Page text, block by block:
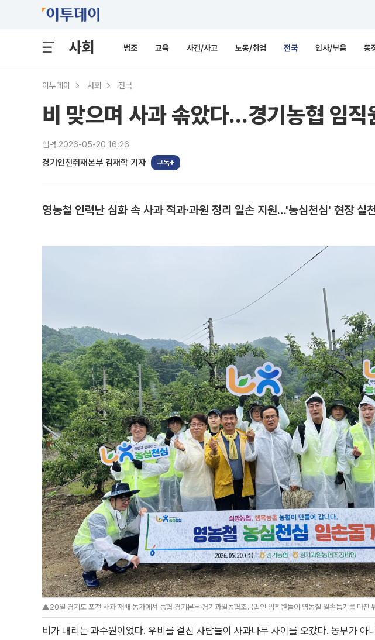
사회 법조 교육 사건/사고 노동/취업 전국 인사/부음 동
이투데이 사회 전국
비 맞으며 사과 솎았다…경기농협 임
입력 2026-05-20 16:26
경기인천취재본부 김재학 기자 구독
영농철 인력난 심화 속 사과 적과·과원 정리 일손 지원…'농심천심' 현장 실
▲20일 경기도 포천 사과 재배 농가에서 농협 경기본부·경기과일농협조공법인 임직원들이 영농철 일손돕기를 마친
비가 내리는 과수원이었다. 우비를 걸친 사람들이 사과나무 사이를 오갔다. 농부가